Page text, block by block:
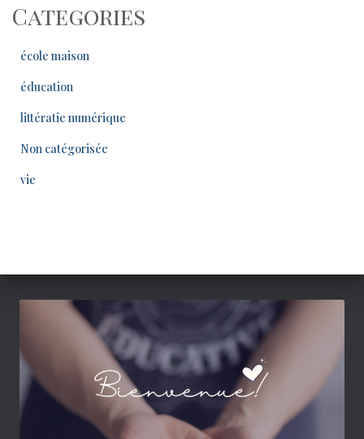
Categories
école maison
éducation
littératie numérique
Non catégorisée
vie